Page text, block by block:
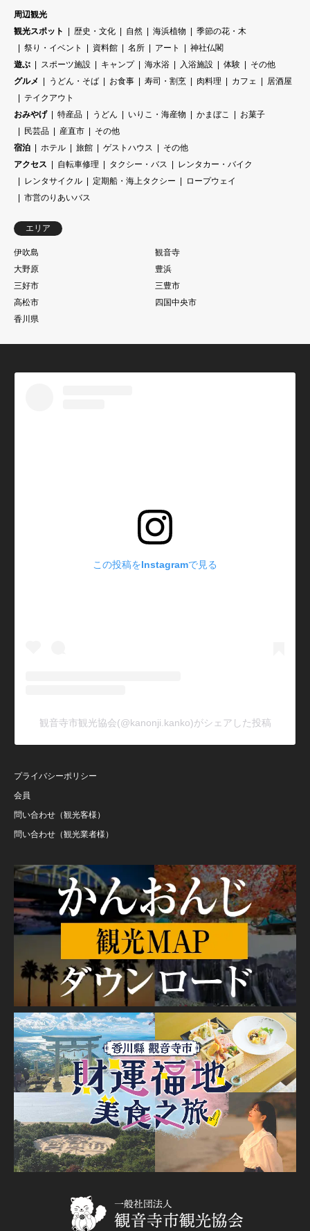
周辺観光
観光スポット
歴史・文化 自然 海浜植物
季節の花・木
祭り・イベント
資料館 名所 アート
神社仏閣
遊ぶ
スポーツ施設 キャンプ 海水浴 入浴施設 体験
その他
グルメ
うどん・そば お食事 寿司・割烹 肉料理 カフェ
居酒屋
テイクアウト
おみやげ
特産品 うどん いりこ・海産物 かまぼこ
お菓子
民芸品
産直市
その他
宿泊
ホテル 旅館 ゲストハウス
その他
アクセス
自転車修理 タクシー・バス
レンタカー・バイク
レンタサイクル
定期船・海上タクシー
ロープウェイ
市営のりあいバス
エリア
伊吹島
観音寺
大野原
豊浜
三好市
三豊市
高松市
四国中央市
香川県
この投稿をInstagramで見る
観音寺市観光協会(@kanonji.kanko)がシェアした投稿
プライバシーポリシー
会員
問い合わせ（観光客様）
問い合わせ（観光業者様）